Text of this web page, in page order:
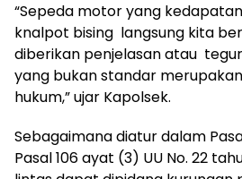
“Sepeda motor yang
knalpot bising langsung kita
diberikan penjelasan atau
yang bukan standar
hukum,” ujar Kapolsek.
Sebagaimana diatur dalam
Pasal 106 ayat (3) UU No. 22